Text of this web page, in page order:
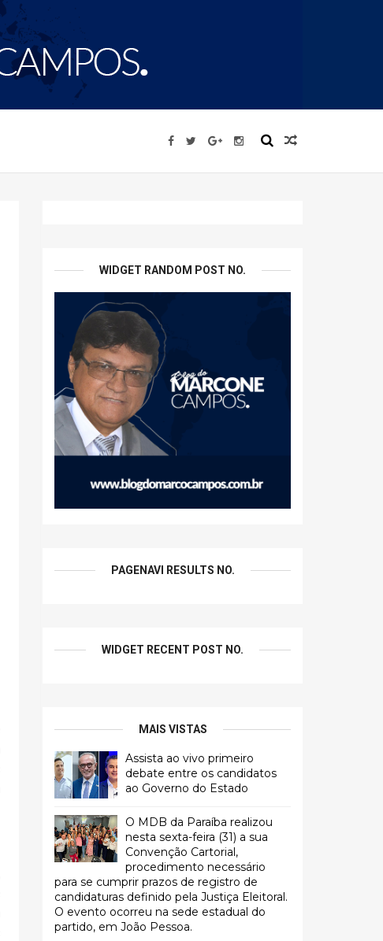
WIDGET RANDOM POST NO.
PAGENAVI RESULTS NO.
WIDGET RECENT POST NO.
MAIS VISTAS
Assista ao vivo primeiro
debate entre os candidatos
ao Governo do Estado
O MDB da Paraíba realizou
nesta sexta-feira (31) a sua
Convenção Cartorial,
procedimento necessário
para se cumprir prazos de registro de
candidaturas definido pela Justiça Eleitoral.
O evento ocorreu na sede estadual do
partido, em João Pessoa.